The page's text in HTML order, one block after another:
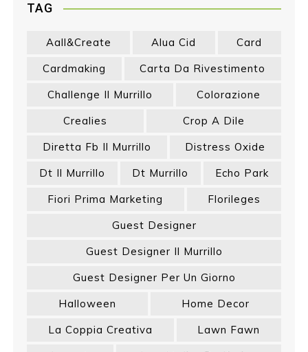
TAG
Aall&create Alua Cid
Card
Cardmaking
Carta Da Rivestimento
Challenge Il Murrillo
Colorazione
Crealies
Crop A Dile
Diretta Fb Il Murrillo
Distress Oxide
Dt Il Murrillo
Dt Murrillo
Echo Park
Fiori Prima Marketing
Florileges
Guest Designer
Guest Designer Il Murrillo
Guest Designer Per Un Giorno
Halloween
Home Decor
La Coppia Creativa
Lawn Fawn